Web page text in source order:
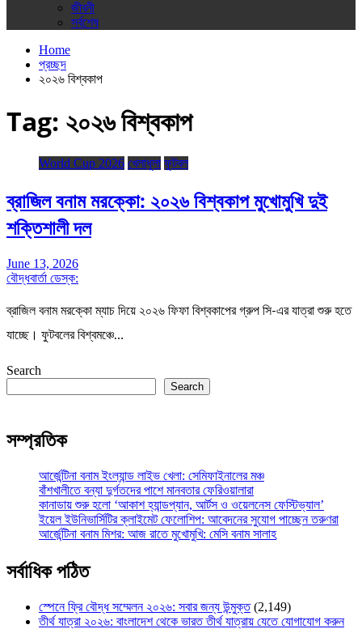
জীবনী
সর্বশেষ
Home
প্রচ্ছদ
২০২৬ বিশ্বকাপ
Tag: ২০২৬ বিশ্বকাপ
World Cup 2026 খেলাধুলা ফুটবল
ব্রাজিল বনাম মরক্কো: ২০২৬ বিশ্বকাপ মুখোমুখি দুই
শক্তিশালী দল
June 13, 2026
বৌদ্ধবার্তা ডেস্ক:
ব্রাজিল বনাম মরক্কো ম্যাচ দিয়ে ২০২৬ ফিফা বিশ্বকাপের গ্রুপ সি-এর যাত্রা শুরু হতে
যাচ্ছে। ফুটবলের বিশ্বমঞ্চে…
Search
Search
সম্প্রতিক
আর্জেন্টিনা বনাম ইংল্যান্ড লাইভ খেলা: সেমিফাইনালের মঞ্চ
বাঁশখালীতে বন্যা দুর্গতদের পাশে মানবতার ফেরিওয়ালারা
কানাডায় শুরু হলো ‘আকাশ হ্যান্ডপ্যান, আর্টস ও ওয়েলনেস ফেস্টিভ্যাল’
ইয়েল ইউনিভার্সিটির ক্লাইমেট ফেলোশিপ: আবেদনের সুযোগ পাচ্ছেন তরুণরা
আর্জেন্টিনা বনাম মিশর: আজ রাতে মুখোমুখি: মেসি বনাম সালাহ
সর্বাধিক পঠিত
স্পেনে ফ্রি বৌদ্ধ সম্মেলন ২০২৬: সবার জন্য উন্মুক্ত (2,149)
তীর্থ যাত্রা ২০২৬: বাংলাদেশ থেকে ভারত তীর্থ যাত্রায় যেতে যোগাযোগ করুন